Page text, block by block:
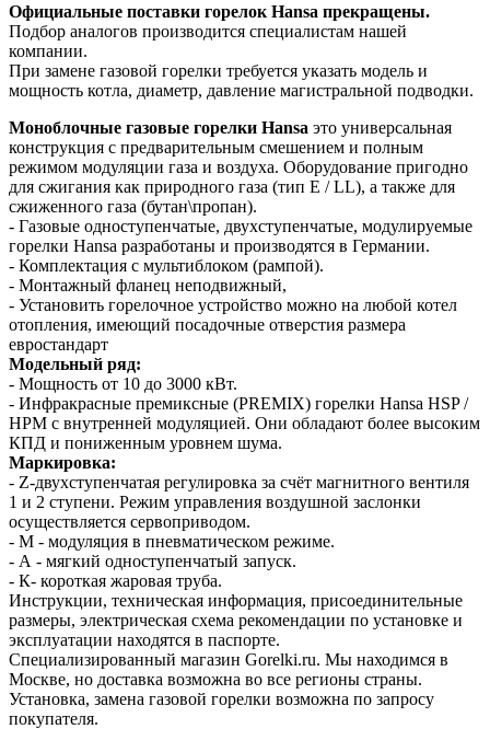
Официальные поставки горелок Hansa прекращены.
Подбор аналогов производится специалистам нашей
компании.
При замене газовой горелки требуется указать модель и
мощность котла, диаметр, давление магистральной подводки.
Моноблочные газовые горелки Hansa это универсальная
конструкция с предварительным смешением и полным
режимом модуляции газа и воздуха. Оборудование пригодно
для сжигания как природного газа (тип E / LL), а также для
сжиженного газа (бутан\пропан).
- Газовые одноступенчатые, двухступенчатые, модулируемые
горелки Hansa разработаны и производятся в Германии.
- Комплектация с мультиблоком (рампой).
- Монтажный фланец неподвижный,
- Установить горелочное устройство можно на любой котел
отопления, имеющий посадочные отверстия размера
евростандарт
Модельный ряд:
- Мощность от 10 до 3000 кВт.
- Инфракрасные премиксные (PREMIX) горелки Hansa HSP /
HPM с внутренней модуляцией. Они обладают более высоким
КПД и пониженным уровнем шума.
Маркировка:
- Z-двухступенчатая регулировка за счёт магнитного вентиля
1 и 2 ступени. Режим управления воздушной заслонки
осуществляется сервоприводом.
- М - модуляция в пневматическом режиме.
- А - мягкий одноступенчатый запуск.
- К- короткая жаровая труба.
Инструкции, техническая информация, присоединительные
размеры, электрическая схема рекомендации по установке и
эксплуатации находятся в паспорте.
Специализированный магазин Gorelki.ru. Мы находимся в
Москве, но доставка возможна во все регионы страны.
Установка, замена газовой горелки возможна по запросу
покупателя.